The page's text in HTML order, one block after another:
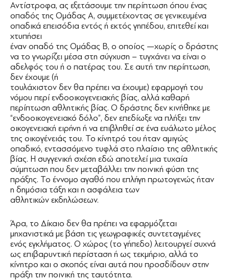
Αντίστροφα, ας εξετάσουμε την περίπτωση όπου ένας
οπαδός της Ομάδας Α, συμμετέχοντας σε γενικευμένα
οπαδικά επεισόδια εντός ή εκτός γηπέδου, επιτεθεί και
χτυπήσει
έναν οπαδό της Ομάδας Β, ο οποίος —χωρίς ο δράστης
να το γνωρίζει μέσα στη σύγχυση – τυγχάνει να είναι ο
αδελφός του ή ο πατέρας του. Σε αυτή την περίπτωση,
δεν έχουμε (ή
τουλάχιστον δεν θα πρέπει να έχουμε) εφαρμογή του
νόμου περί ενδοοικογενειακής βίας, αλλά καθαρή
περίπτωση αθλητικής βίας. Ο δράστης δεν κινήθηκε με
“ενδοοικογενειακό δόλο”, δεν επεδίωξε να πλήξει την
οικογενειακή ειρήνη ή να επιβληθεί σε ένα ευάλωτο μέλος
της οικογένειάς του. Το κίνητρό του ήταν αμιγώς
οπαδικό, εντασσόμενο τυφλά στο πλαίσιο της αθλητικής
βίας. Η συγγενική σχέση εδώ αποτελεί μια τυχαία
σύμπτωση που δεν μεταβάλλει την ποινική φύση της
πράξης. Το έννομο αγαθό που επλήγη πρωτογενώς ήταν
η δημόσια τάξη και η ασφάλεια των
αθλητικών εκδηλώσεων.
Άρα, το Δίκαιο δεν θα πρέπει να εφαρμόζεται
μηχανιστικά με βάση τις γεωγραφικές συντεταγμένες
ενός εγκλήματος. Ο χώρος (το γήπεδο) λειτουργεί συχνά
ως επιβαρυντική περίσταση ή ως τεκμήριο, αλλά το
κίνητρο και ο σκοπός είναι αυτά που προσδίδουν στην
πράξη την ποινική της ταυτότητα.